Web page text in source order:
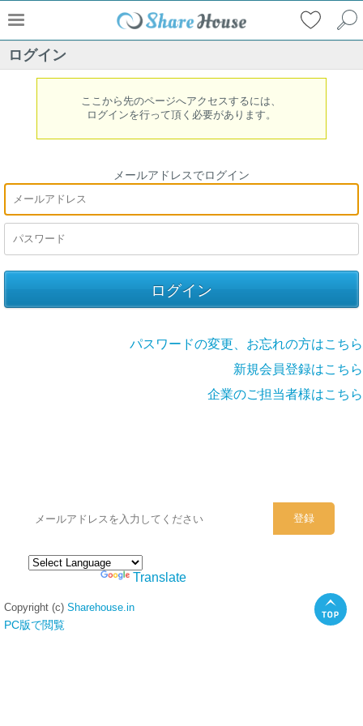
ログイン
ここから先のページへアクセスするには、
ログインを行って頂く必要があります。
メールアドレスでログイン
パスワードの変更、お忘れの方はこちら
新規会員登録はこちら
企業のご担当者様はこちら
Translate
Copyright (c) Sharehouse.in
PC版で閲覧